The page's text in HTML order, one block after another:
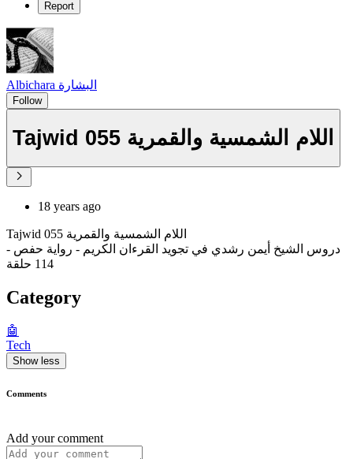
Report
Albichara البشارة
Follow
Tajwid 055 اللام الشمسية والقمرية
18 years ago
Tajwid 055 اللام الشمسية والقمرية
دروس الشيخ أيمن رشدي في تجويد القرءان الكريم - رواية حفص -
114 حلقة
Category
🤖
Tech
Show less
Comments
Add your comment